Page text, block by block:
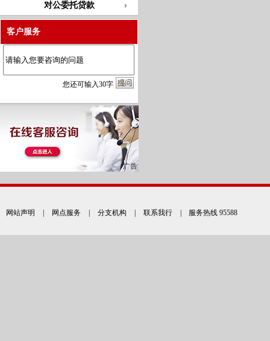
对公委托贷款
客户服务
您还可输入30字
网站声明 网点服务 分支机构 联系我行 | 服务热线 95588